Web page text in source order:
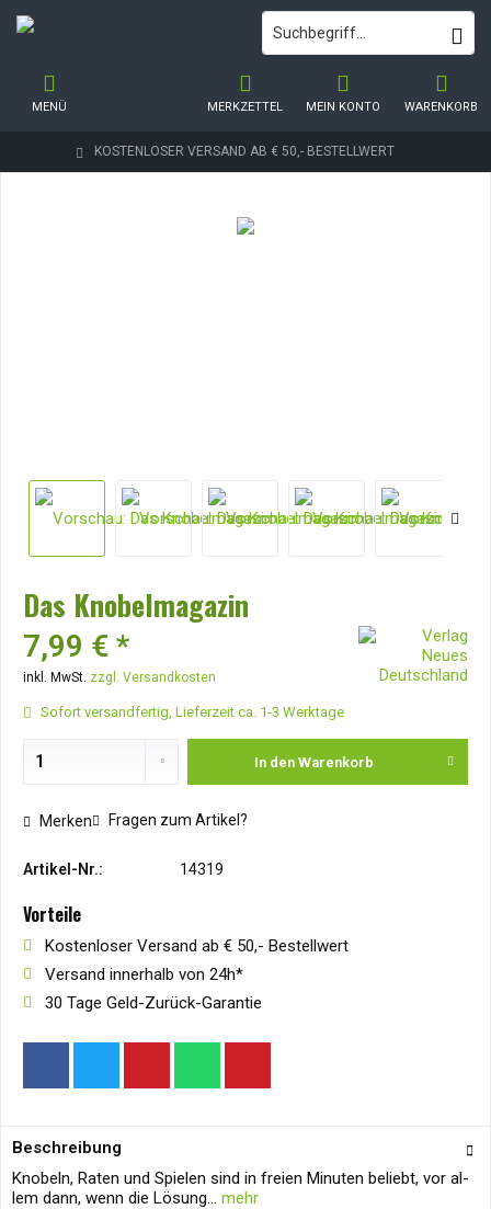
KOSTENLOSER VERSAND AB € 50,- BESTELLWERT
WARENKORB
MERKZETTEL MEIN KONTO
MENÜ
Das Knobelmagazin
7,99 € *
inkl. MwSt. zzgl. Versandkosten
Sofort versandfertig, Lieferzeit ca. 1-3 Werktage
In den Warenkorb
Merken Fragen zum Artikel?
Artikel-Nr.: 14319
Vorteile
Kostenloser Versand ab € 50,- Bestellwert
Versand innerhalb von 24h*
30 Tage Geld-Zurück-Garantie
Beschreibung
Knobeln, Raten und Spielen sind in freien Minuten beliebt, vor al-
lem dann, wenn die Lösung... mehr